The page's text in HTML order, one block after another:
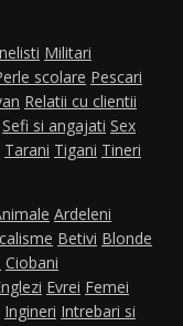
Militari
scolare Pescari
Relatii cu clientii
Sefi si angajati Sex
Tarani Tigani Tineri
Ardeleni
Betivi Blonde
Ciobani
Evrei Femei
Ingineri Intrebari si